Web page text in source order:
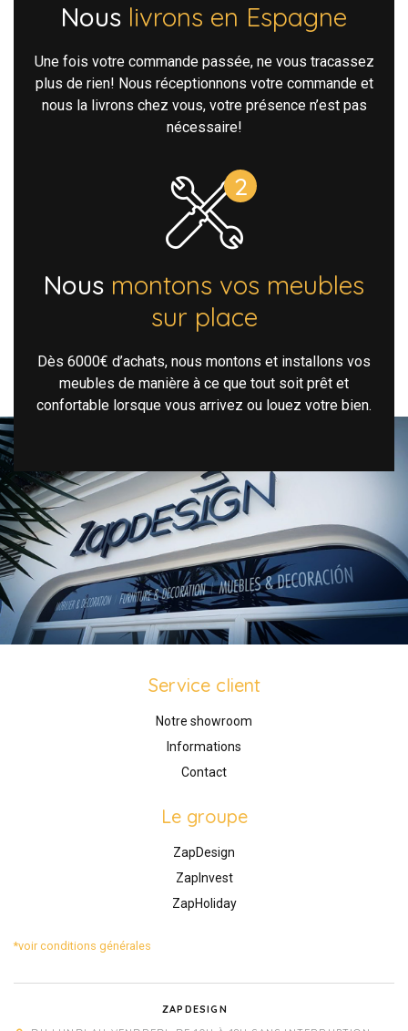
Nous livrons en Espagne
Une fois votre commande passée, ne vous tracassez
plus de rien! Nous réceptionnons votre commande et
nous la livrons chez vous, votre présence n’est pas
nécessaire!
Nous montons vos meubles
sur place
Dès 6000€ d’achats, nous montons et installons vos
meubles de manière à ce que tout soit prêt et
confortable lorsque vous arrivez ou louez votre bien.
Service client
Notre showroom
Informations
Contact
Le groupe
ZapDesign
ZapInvest
ZapHoliday
*voir conditions générales
ZAPDESIGN